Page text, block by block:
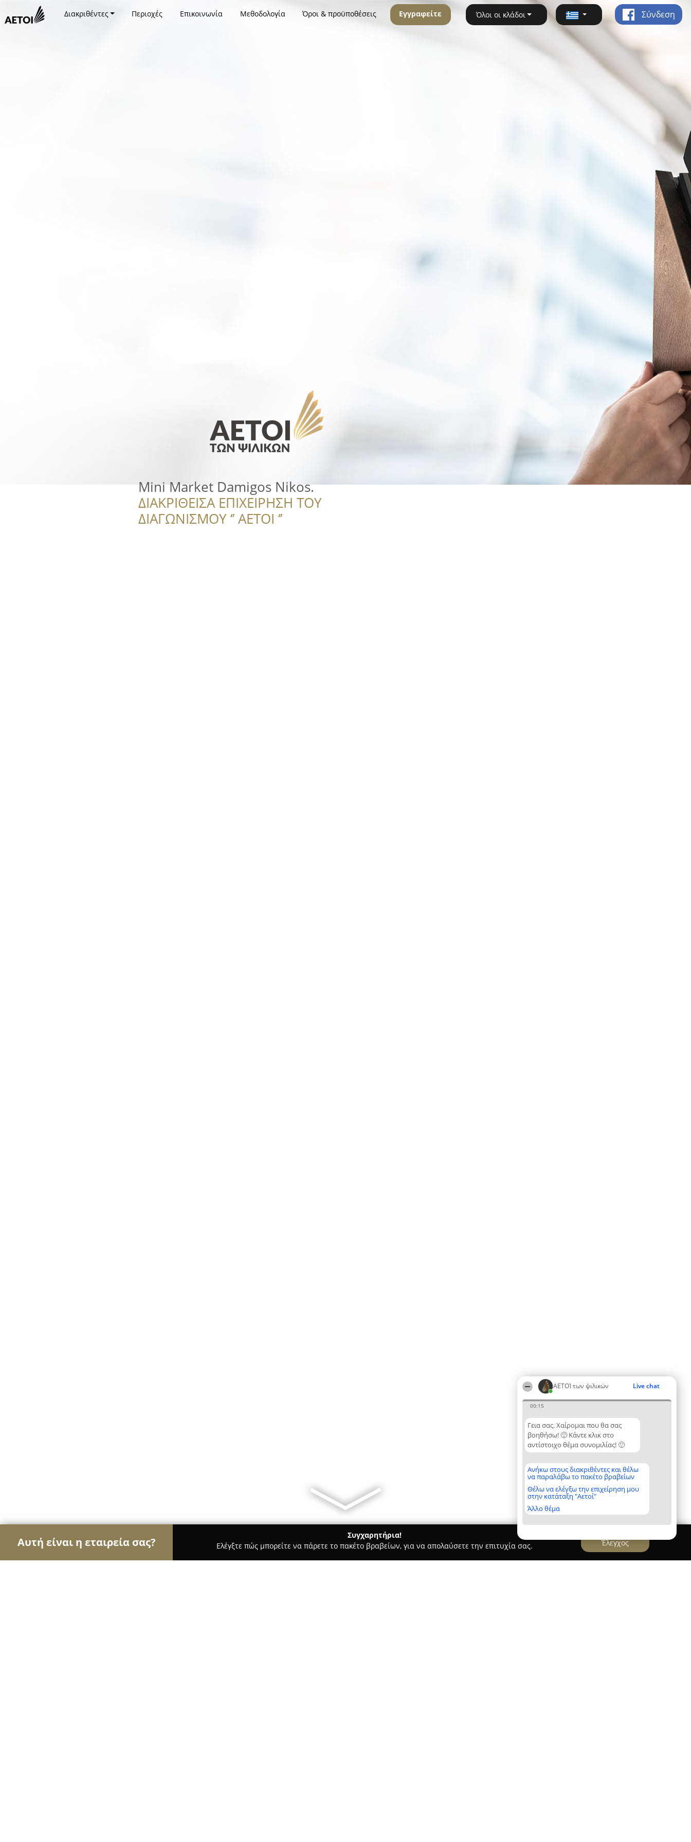
ΑΕΤΟΊ των ψιλικών Live chat
00:15
Γεια σας. Χαίρομαι που θα σας
βοηθήσω! 🙂 Κάντε κλικ στο
αντίστοιχο θέμα συνομιλίας! 🙂
Ανήκω στους διακριθέντες και θέλω
να παραλάβω το πακέτο βραβείων
Θέλω να ελέγξω την επιχείρηση μου
στην κατάταξη "Αετοί"
Άλλο θέμα
Διακριθέντες Περιοχές Επικοινωνία Μεθοδολογία Όροι & προϋποθέσεις Εγγραφείτε Όλοι οι κλάδοι Σύνδεση
Mini Market Damigos Nikos.
ΔΙΑΚΡΙΘΕΙΣΑ ΕΠΙΧΕΙΡΗΣΗ ΤΟΥ
ΔΙΑΓΩΝΙΣΜΟΥ ‘’ ΑΕΤΟΙ ‘’
Αυτή είναι η εταιρεία σας?
Συγχαρητήρια!
Ελέγξτε πώς μπορείτε να πάρετε το πακέτο βραβείων, για να απολαύσετε την επιτυχία σας.
Έλεγχος